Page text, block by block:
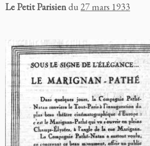
Le Petit Parisiendu 27 mars 1933